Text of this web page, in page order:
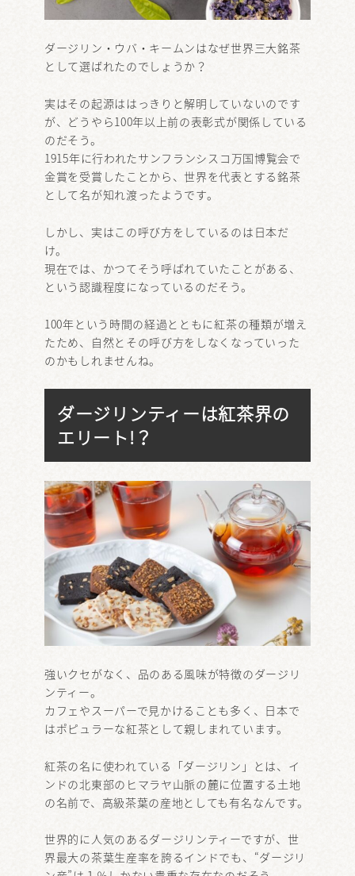
ダージリン・ウバ・キームンはなぜ世界三大銘茶
として選ばれたのでしょうか？
実はその起源ははっきりと解明していないのです
が、どうやら100年以上前の表彰式が関係している
のだそう。
1915年に行われたサンフランシスコ万国博覧会で
金賞を受賞したことから、世界を代表とする銘茶
として名が知れ渡ったようです。
しかし、実はこの呼び方をしているのは日本だ
け。
現在では、かつてそう呼ばれていたことがある、
という認識程度になっているのだそう。
100年という時間の経過とともに紅茶の種類が増え
たため、自然とその呼び方をしなくなっていった
のかもしれませんね。
ダージリンティーは紅茶界の
エリート!？
強いクセがなく、品のある風味が特徴のダージリ
ンティー。
カフェやスーパーで見かけることも多く、日本で
はポピュラーな紅茶として親しまれています。
紅茶の名に使われている「ダージリン」とは、イ
ンドの北東部のヒマラヤ山脈の麓に位置する土地
の名前で、高級茶葉の産地としても有名なんです。
世界的に人気のあるダージリンティーですが、世
界最大の茶葉生産率を誇るインドでも、“ダージリ